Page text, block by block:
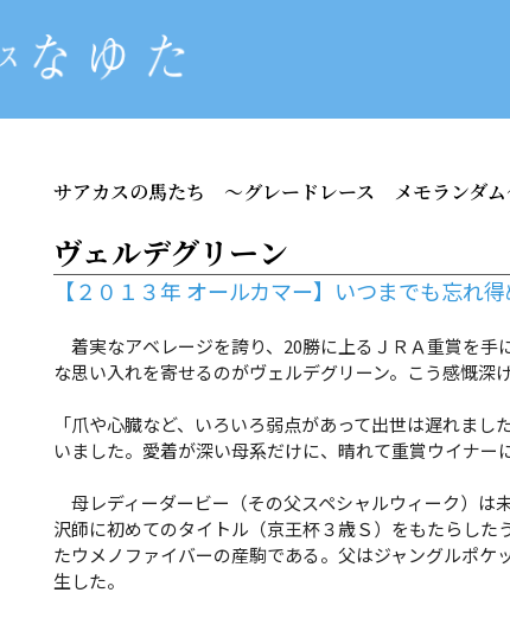
サアカスの馬たち ～グレードレース メモランダム
ヴェルデグリーン
【２０１３年 オールカマー】いつまでも忘れ
着実なアベレージを誇り、20勝に上るＪＲＡ重賞を手
な思い入れを寄せるのがヴェルデグリーン。こう感慨深
「爪や心臓など、いろいろ弱点があって出世は遅れま
いました。愛着が深い母系だけに、晴れて重賞ウイナー
母レディーダービー（その父スペシャルウィーク）は
沢師に初めてのタイトル（京王杯３歳Ｓ）をもたらし
たウメノファイバーの産駒である。父はジャングルポケ
生した。